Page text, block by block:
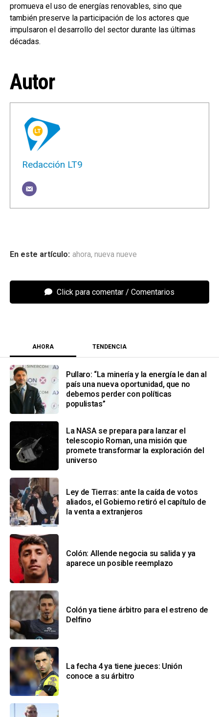
promueva el uso de energías renovables, sino que
también preserve la participación de los actores que
impulsaron el desarrollo del sector durante las últimas
décadas.
Autor
Redacción LT9
ahora, nueva nueve
Click para comentar
AHORA TENDENCIA
Pullaro: “La minería y la energía le dan al
país una nueva oportunidad, que no
debemos perder con políticas
populistas”
La NASA se prepara para lanzar el
telescopio Roman, una misión que
promete transformar la exploración del
universo
Ley de Tierras: ante la caída de votos
aliados, el Gobierno retiró el capítulo de
la venta a extranjeros
Colón: Allende negocia su salida y ya
aparece un posible reemplazo
Colón ya tiene árbitro para el estreno de
Delfino
La fecha 4 ya tiene jueces: Unión
conoce a su árbitro